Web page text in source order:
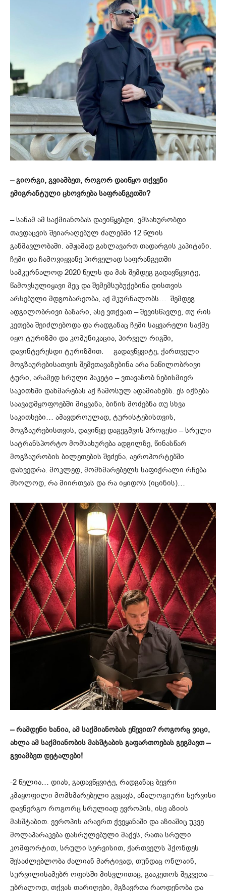
– გიორგი, გვიამბეთ, როგორ დაიწყო თქვენი
ემიგრანტული ცხოვრება საფრანგეთში?
– სანამ ამ საქმიანობას დავიწყებდი, ვმსახურობდი
თავდაცვის შეიარაღებულ ძალებში 12 წლის
განმავლობაში. ამჟამად გახლავართ თადარგის კაპიტანი.
ჩემი და ჩამოვიყვანე პირველად საფრანგეთში
სამკურნალოდ 2020 წელს და მას შემდეგ გადავწყვიტე,
წამოვსულიყავი მეც და შემემსუბუქებინა დისთვის
არსებული მდგობარეობა, აქ მკურნალობს… შემდეგ
ადგილობრივი ბაზარი, ასე ვთქვათ – შევისწავლე, თუ რის
კეთება შეიძლებოდა და რადგანაც ჩემი საყვარელი საქმე
იყო ტურიზმი და კომუნიკაცია, პირველ რიგში,
დავინტერესდი ტურიზმით. გადავწყვიტე, ქართველი
მოგზაურებისათვის შემეთავაზებინა არა ნაწილობრივი
ტური, არამედ სრული პაკეტი – ვთავაზობ ნებისმიერ
საკითხში დახმარებას აქ ჩამოსულ ადამიანებს. ეს იქნება
საავადმყოფოებში მიყვანა, ბინის მოძებნა თუ სხვა
საკითხები… ამავდროულად, ტურისტებისთვის,
მოგზაურებისთვის, დავიწყე დაგეგმვის პროცესი – სრული
სატრანსპორტო მომსახურება ადგილზე, წინასწარ
მოგზაურობის ბილეთების შეძენა, აეროპორტებში
დახვედრა. მოკლედ, მომხმარებელს საფიქრალი რჩება
მხოლოდ, რა მიირთვას და რა იყიდოს (იცინის)…
– რამდენი ხანია, ამ საქმიანობას ეწევით? როგორც ვიცი,
ახლა ამ საქმიანობის მასშტაბის გაფართოებას გეგმავთ –
გვიამბეთ დეტალები!
-2 წელია… დიახ, გადავწყვიტე, რადგანაც ბევრი
კმაყოფილი მომხმარებელი გვყავს, ანალოგიური სერვისი
დავნერგო როგორც სრულიად ევროპის, ისე აზიის
მასშტაბით. ევროპის არაერთ ქვეყანაში და აზიაშიც უკვე
მოლაპარაკება დასრულებული მაქვს, რათა სრული
კომფორტით, სრული სერვისით, ქართველს ჰქონდეს
შესაძლებლობა ძალიან მარტივად, თუნდაც ონლაინ,
სურვილისამებრ ოფისში მისვლითაც, გააკეთოს შეკვეთა –
უბრალოდ, თქვას თარიღები, მგზავრთა რაოდენობა და